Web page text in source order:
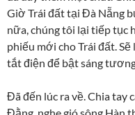
Giờ Trái đất tại Đà Nẵng
nữa, chúng tôi lại tiếp tục
phiếu mới cho Trái đất.
tắt điện để bật sáng
Đã đến lúc ra về. Chia tay